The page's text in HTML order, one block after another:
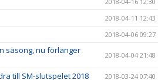
2018-04-11 12:43
2018-04-06 09:27
säsong, nu förlänger
2018-04-04 21:48
till SM-slutspelet 2018 2018-03-24 07:40